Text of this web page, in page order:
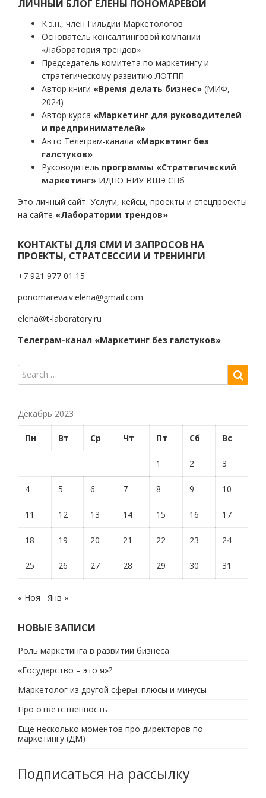
ЛИЧНЫЙ БЛОГ ЕЛЕНЫ ПОНОМАРЕВОЙ
К.э.н., член Гильдии Маркетологов
Основатель консалтинговой компании
«Лаборатория трендов»
Председатель комитета по маркетингу и
стратегическому развитию ЛОТПП
Автор книги «Время делать бизнес» (МИФ,
2024)
Автор курса «Маркетинг для руководителей
и предпринимателей»
Авто Телеграм-канала «Маркетинг без
галстуков»
Руководитель программы «Стратегический
маркетинг» ИДПО НИУ ВШЭ СПб
Это личный сайт. Услуги, кейсы, проекты и спецпроекты
на сайте «Лаборатории трендов»
КОНТАКТЫ ДЛЯ СМИ И ЗАПРОСОВ НА
ПРОЕКТЫ, СТРАТСЕССИИ И ТРЕНИНГИ
+7 921 977 01 15
ponomareva.v.elena@gmail.com
elena@t-laboratory.ru
Телеграм-канал «Маркетинг без галстуков»
Декабрь 2023
Пн Вт Ср Чт Пт Сб Вс
1 2 3
4 5 6 7 8 9 10
11 12 13 14 15 16 17
18 19 20 21 22 23 24
25 26 27 28 29 30 31
« Ноя Янв »
НОВЫЕ ЗАПИСИ
Роль маркетинга в развитии бизнеса
«Государство – это я»?
Маркетолог из другой сферы: плюсы и минусы
Про ответственность
Еще несколько моментов про директоров по
маркетингу (ДМ)
Подписаться на рассылку